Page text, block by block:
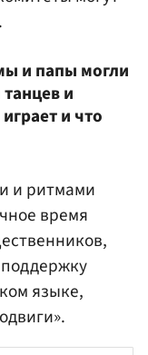
и папы могли
и
и что
и ритмами
время
языке,